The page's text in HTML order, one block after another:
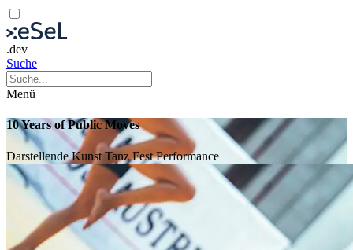
.dev
Suche
Menü
10 Years of Public Moves
Darstellende KunstTanzFestPerformance